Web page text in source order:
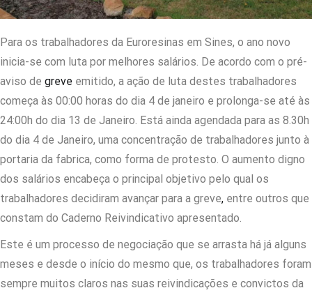
Para os trabalhadores da Euroresinas em Sines, o ano novo
inicia-se com luta por melhores salários. De acordo com o pré-
aviso de greve emitido, a ação de luta destes trabalhadores
começa às 00:00 horas do dia 4 de janeiro e prolonga-se até às
24:00h do dia 13 de Janeiro. Está ainda agendada para as 8.30h
do dia 4 de Janeiro, uma concentração de trabalhadores junto à
portaria da fabrica, como forma de protesto. O aumento digno
dos salários encabeça o principal objetivo pelo qual os
trabalhadores decidiram avançar para a greve, entre outros que
constam do Caderno Reivindicativo apresentado.
Este é um processo de negociação que se arrasta há já alguns
meses e desde o início do mesmo que, os trabalhadores foram
sempre muitos claros nas suas reivindicações e convictos da